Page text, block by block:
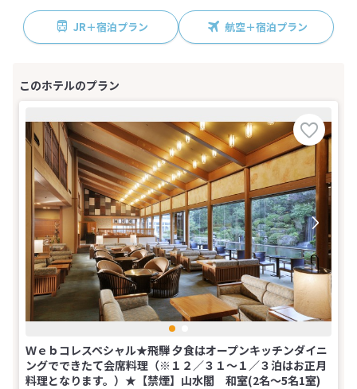
JR＋宿泊プラン 航空＋宿泊プラン
Ｗｅｂコレスペシャル★飛騨 夕食はオープンキッチンダイニ
ングでできたて会席料理（※１２／３１～１／３泊はお正月
料理となります。）★【禁煙】山水閣 和室(2名～5名1室)